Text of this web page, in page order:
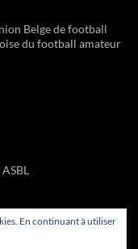
Belge de football
du football amateur
Michel Gueury :
En continuant à utiliser